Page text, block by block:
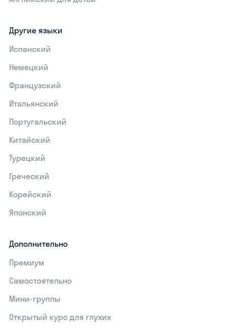
Другие языки
Испанский
Немецкий
Французский
Итальянский
Португальский
Китайский
Турецкий
Греческий
Корейский
Японский
Дополнительно
Премиум
Самостоятельно
Мини-группы
Открытый курс для глухих